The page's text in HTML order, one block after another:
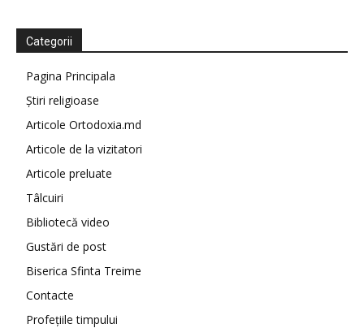
Categorii
Pagina Principala
Știri religioase
Articole Ortodoxia.md
Articole de la vizitatori
Articole preluate
Tâlcuiri
Bibliotecă video
Gustări de post
Biserica Sfinta Treime
Contacte
Profețiile timpului